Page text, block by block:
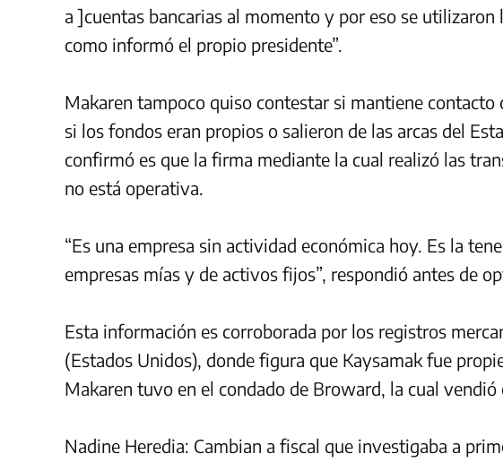
a ]cuentas bancarias al momento y por eso se
como informó el propio presidente”.
Makaren tampoco quiso contestar si mantiene contacto
si los fondos eran propios o salieron de las arcas del
confirmó es que la firma mediante la cual realizó las
no está operativa.
“Es una empresa sin actividad económica hoy. Es la
empresas mías y de activos fijos”, respondió antes de
Esta información es corroborada por los registros
(Estados Unidos), donde figura que Kaysamak fue
Makaren tuvo en el condado de Broward, la cual vendió
Nadine Heredia: Cambian a fiscal que investigaba a